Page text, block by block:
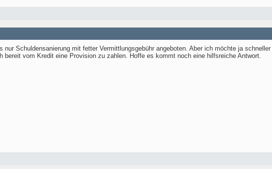
nur Schuldensanierung mit fetter Vermittlungsgebühr angeboten. Aber ich möchte ja
bereit vom Kredit eine Provision zu zahlen. Hoffe es kommt noch eine hilfsreiche Antwort.